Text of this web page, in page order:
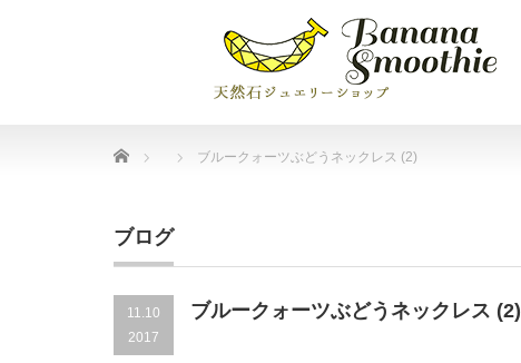
Home ブルークォーツぶどうネックレス (2)
ブログ
11.10
2017
ブルークォーツぶどうネックレス (2)